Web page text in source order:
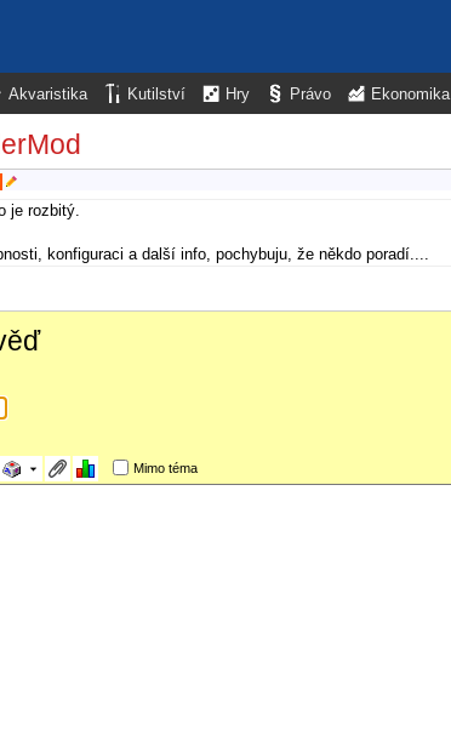
Akvaristika Kutilství Hry Právo Ekonomika
je rozbitý.
konfiguraci a další info, pochybuju, že někdo poradí....
Mimo téma